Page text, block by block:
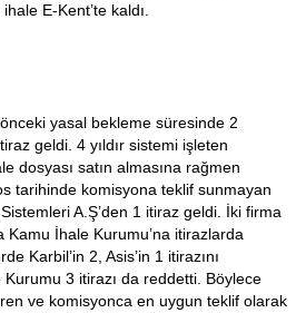
E-Kent’te kaldı.
yasal bekleme süresinde 2
geldi. 4 yıldır sistemi işleten
dosyası satın almasına rağmen
tarihinde komisyona teklif sunmayan
A.Ş’den 1 itiraz geldi. İki firma
Kamu İhale Kurumu’na itirazlarda
Karbil’in 2, Asis’in 1 itirazını
3 itirazı da reddetti. Böylece
ve komisyonca en uygun teklif olarak